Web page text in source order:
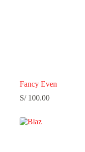
Fancy Even
S/100.00